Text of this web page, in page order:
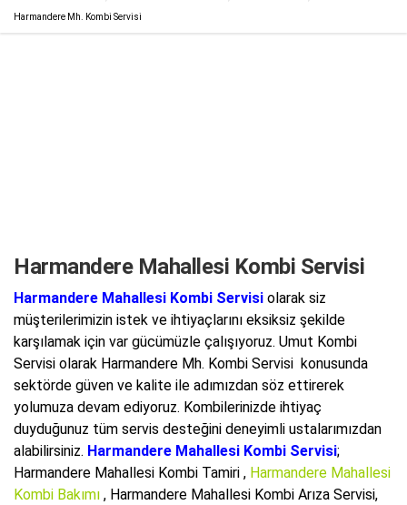
Harmandere Mh. Kombi Servisi
Harmandere Mahallesi Kombi Servisi
Harmandere Mahallesi Kombi Servisi olarak siz
müşterilerimizin istek ve ihtiyaçlarını eksiksiz şekilde
karşılamak için var gücümüzle çalışıyoruz. Umut Kombi
Servisi olarak Harmandere Mh. Kombi Servisi konusunda
sektörde güven ve kalite ile adımızdan söz ettirerek
yolumuza devam ediyoruz. Kombilerinizde ihtiyaç
duyduğunuz tüm servis desteğini deneyimli ustalarımızdan
alabilirsiniz. Harmandere Mahallesi Kombi Servisi;
Harmandere Mahallesi Kombi Tamiri , Harmandere Mahallesi
Kombi Bakımı , Harmandere Mahallesi Kombi Arıza Servisi,